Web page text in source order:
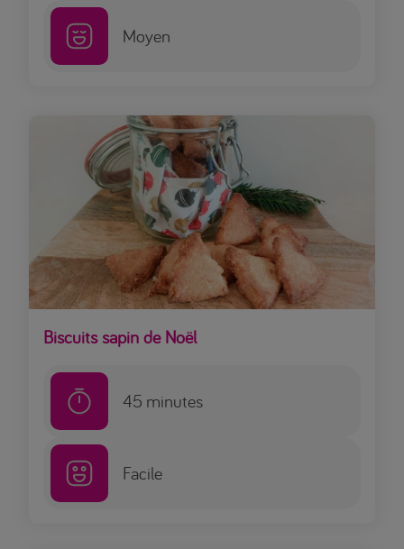
Moyen
Biscuits sapin de Noël
45 minutes
Facile